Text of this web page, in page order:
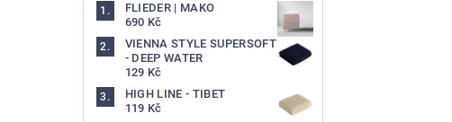
FLIEDER | MAKO
690 Kč
VIENNA STYLE SUPERSOFT
- DEEP WATER
129 Kč
HIGH LINE - TIBET
119 Kč